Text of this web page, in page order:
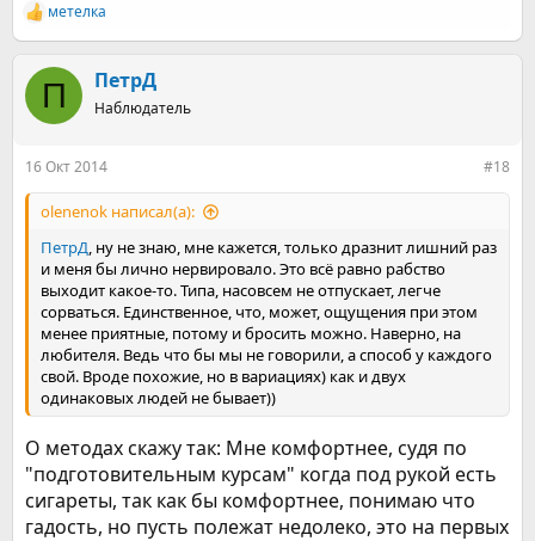
Р
е
к
ц
и
метелка
П ПетрД
Наблюдатель
16 Окт 2014 #18
olenenok написал(а):
ПетрД, ну не знаю, мне кажется, только дразнит лишний раз
и меня бы лично нервировало. Это всё равно рабство
выходит какое-то. Типа, насовсем не отпускает, легче
сорваться. Единственное, что, может, ощущения при этом
менее приятные, потому и бросить можно. Наверно, на
любителя. Ведь что бы мы не говорили, а способ у каждого
свой. Вроде похожие, но в вариациях) как и двух
одинаковых людей не бывает))
О методах скажу так: Мне комфортнее, судя по
"подготовительным курсам" когда под рукой есть
сигареты, так как бы комфортнее, понимаю что
гадость, но пусть полежат недолеко, это на первых